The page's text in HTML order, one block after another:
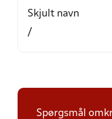
Skjult navn
/
Spørgsmål